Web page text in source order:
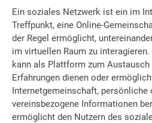
Ein soziales Netzwerk ist ein im
Treffpunkt, eine Online-
der Regel ermöglicht,
im virtuellen Raum zu
kann als Plattform zum Austausch
Erfahrungen dienen oder
Internetgemeinschaft, persönliche
vereinsbezogene Informationen
ermöglicht den Nutzern des